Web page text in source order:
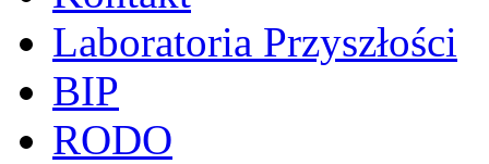
Laboratoria Przyszłości
BIP
RODO